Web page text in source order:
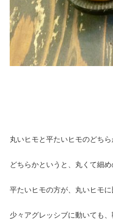
丸いヒモと平たいヒモのどち
どちらかというと、丸くて細
平たいヒモの方が、丸いヒモ
少々アグレッシブに動いても